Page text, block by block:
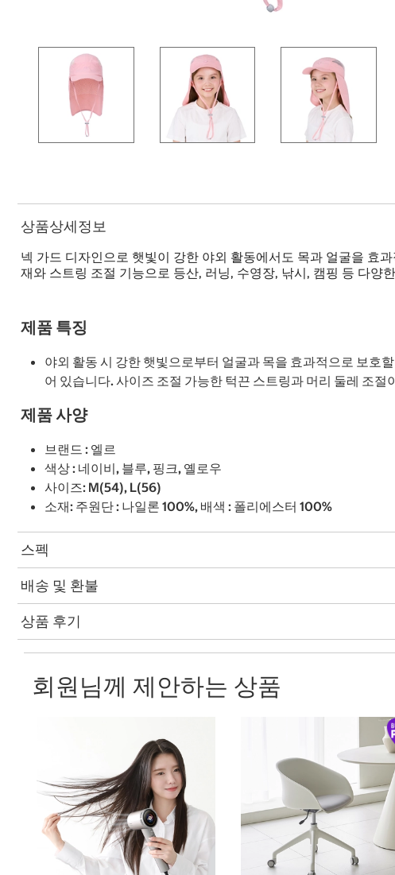
상품상세정보
넥 가드 디자인으로 햇빛이 강한 야외 활동에서도 목과 얼굴을 효
재와 스트링 조절 기능으로 등산, 러닝, 수영장, 낚시, 캠핑 등 다양
제품 특징
야외 활동 시 강한 햇빛으로부터 얼굴과 목을 효과적으로 보호
어 있습니다. 사이즈 조절 가능한 턱끈 스트링과 머리 둘레 조
제품 사양
브랜드 : 엘르
색상 : 네이비, 블루, 핑크, 옐로우
사이즈: M(54), L(56)
소재: 주원단 : 나일론 100%, 배색 : 폴리에스터 100%
스펙
배송 및 환불
상품 후기
회원님께 제안하는 상품